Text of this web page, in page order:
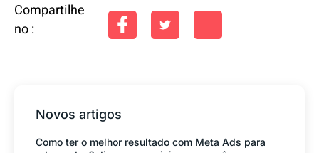
Compartilhe
no :
Novos artigos
Como ter o melhor resultado com Meta Ads para